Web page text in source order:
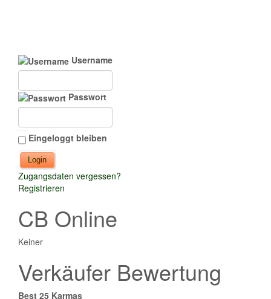
Username
Passwort
Eingeloggt bleiben
Zugangsdaten vergessen?
Registrieren
CB Online
Keiner
Verkäufer Bewertung
Best 25 Karmas